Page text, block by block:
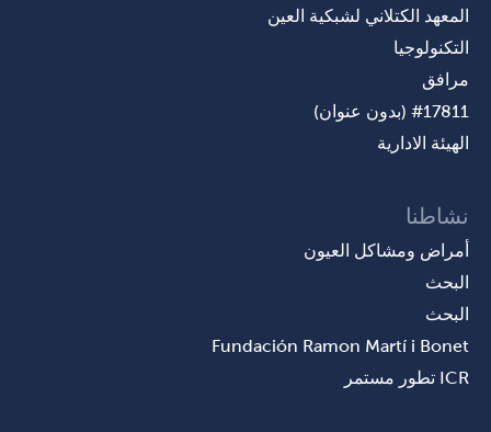
المعهد الكتلاني لشبكية العين
التكنولوجيا
مرافق
#17811 (بدون عنوان)
الهيئة الادارية
نشاطنا
أمراض ومشاكل العيون
البحث
البحث
Fundación Ramon Martí i Bonet
ICR تطور مستمر